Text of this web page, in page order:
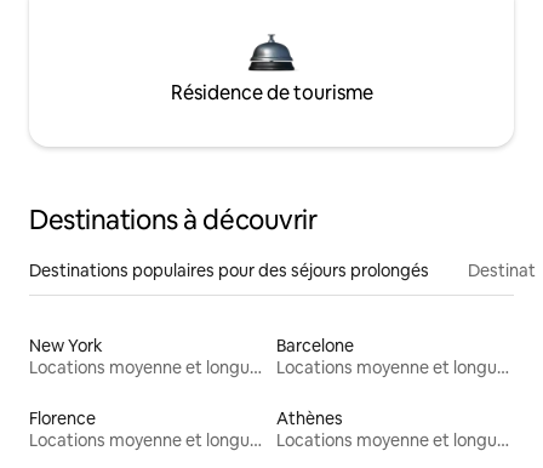
Résidence de tourisme
Destinations à découvrir
Destinations populaires pour des séjours prolongés
New York
Locations moyenne et longue durée
Barcelone
Locations moyenne et longue durée
Florence
Locations moyenne et longue durée
Athènes
Locations moyenne et longue durée